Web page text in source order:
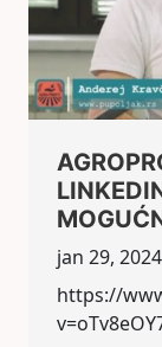
jan 29,
https://